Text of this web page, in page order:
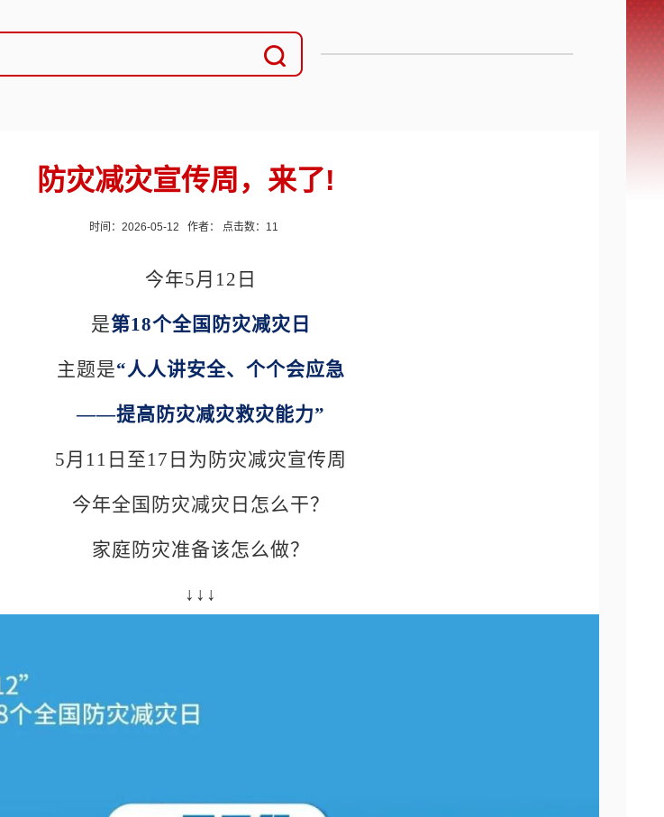
防灾减灾宣传周，来了!
时间：2026-05-12 作者： 点击数： 11
今年5月12日
是第18个全国防灾减灾日
主题是“人人讲安全、个个会应急
——提高防灾减灾救灾能力”
5月11日至17日为防灾减灾宣传周
今年全国防灾减灾日怎么干？
家庭防灾准备该怎么做？
↓↓↓